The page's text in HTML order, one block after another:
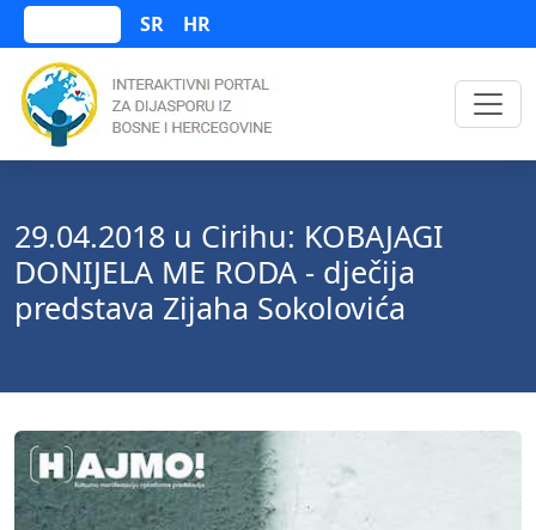
SR HR
29.04.2018 u Cirihu: KOBAJAGI
DONIJELA ME RODA - dječija
predstava Zijaha Sokolovića